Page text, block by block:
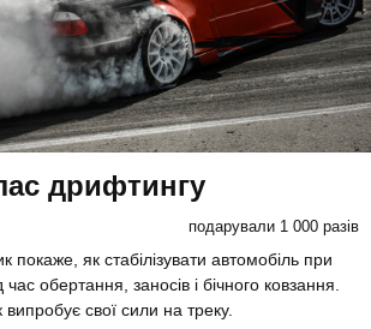
дрифтингу
подарували 1 000 разів
як стабілізувати автомобіль при
час обертання, заносів і бічного ковзання.
випробує свої сили на треку.